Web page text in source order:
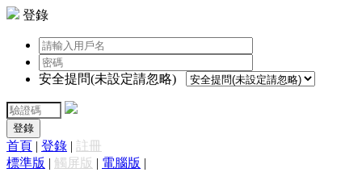
登錄
安全提問(未設定請忽略)
登錄
首頁 | 登錄 | 註冊
標準版 | 觸屏版 | 電腦版 |